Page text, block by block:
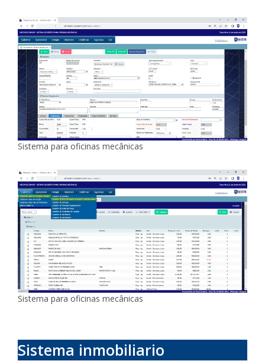
Sistema para oficinas mecânicas
Sistema para oficinas mecânicas
Sistema inmobiliario